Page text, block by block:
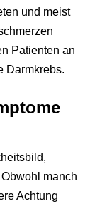
und meist
Patienten an
Darmkrebs.
manch
Achtung